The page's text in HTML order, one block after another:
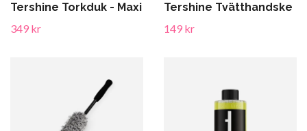
Tershine Torkduk - Maxi
349 kr
Tershine Tvätthandske
149 kr